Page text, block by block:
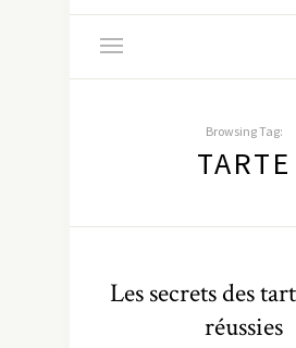
Browsing Tag:
TARTE
Les secrets des
réussies